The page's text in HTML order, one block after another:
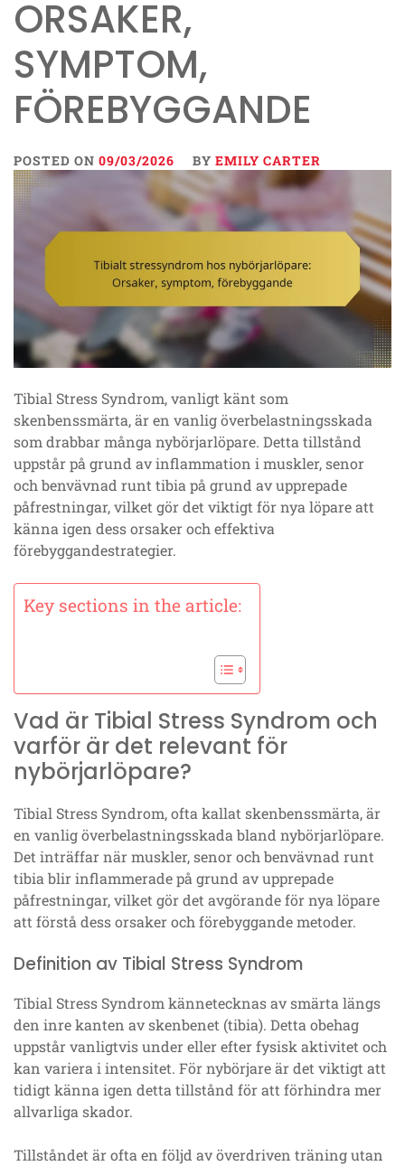
ORSAKER,
SYMPTOM,
FÖREBYGGANDE
POSTED ON 09/03/2026 BY EMILY CARTER
Tibial Stress Syndrom, vanligt känt som
skenbenssmärta, är en vanlig överbelastningsskada
som drabbar många nybörjarlöpare. Detta tillstånd
uppstår på grund av inflammation i muskler, senor
och benvävnad runt tibia på grund av upprepade
påfrestningar, vilket gör det viktigt för nya löpare att
känna igen dess orsaker och effektiva
förebyggandestrategier.
Key sections in the article:
Vad är Tibial Stress Syndrom och
varför är det relevant för
nybörjarlöpare?
Tibial Stress Syndrom, ofta kallat skenbenssmärta, är
en vanlig överbelastningsskada bland nybörjarlöpare.
Det inträffar när muskler, senor och benvävnad runt
tibia blir inflammerade på grund av upprepade
påfrestningar, vilket gör det avgörande för nya löpare
att förstå dess orsaker och förebyggande metoder.
Definition av Tibial Stress Syndrom
Tibial Stress Syndrom kännetecknas av smärta längs
den inre kanten av skenbenet (tibia). Detta obehag
uppstår vanligtvis under eller efter fysisk aktivitet och
kan variera i intensitet. För nybörjare är det viktigt att
tidigt känna igen detta tillstånd för att förhindra mer
allvarliga skador.
Tillståndet är ofta en följd av överdriven träning utan